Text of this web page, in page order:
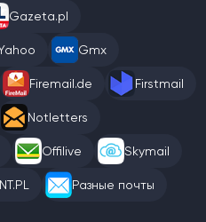
Gazeta.pl
Gmx
Firemail.de Firstmail
Notletters
Offilive Skymail
Разные почты